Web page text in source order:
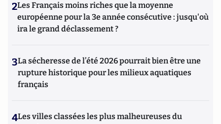
2Les Français moins riches que la moyenne
européenne pour la 3e année consécutive : jusqu'où
ira le grand déclassement ?
3La sécheresse de l’été 2026 pourrait bien être une
rupture historique pour les milieux aquatiques
français
4Les villes classées les plus malheureuses du